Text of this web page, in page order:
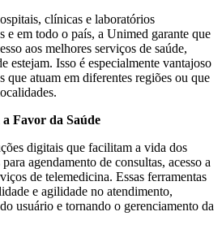
clínicas e laboratórios
e em todo o país, a Unimed garante que
aos melhores serviços de saúde,
estejam. Isso é especialmente vantajoso
que atuam em diferentes regiões ou que
Favor da Saúde
digitais que facilitam a vida dos
agendamento de consultas, acesso a
de telemedicina. Essas ferramentas
e agilidade no atendimento,
usuário e tornando o gerenciamento da